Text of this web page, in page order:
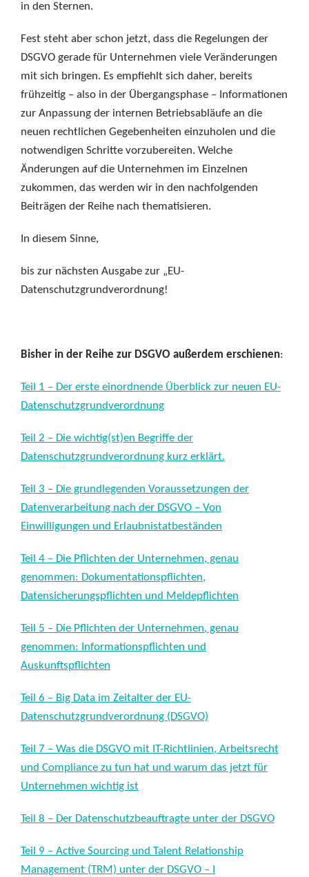
in den Sternen.
Fest steht aber schon jetzt, dass die Regelungen der
DSGVO gerade für Unternehmen viele Veränderungen
mit sich bringen. Es empfiehlt sich daher, bereits
frühzeitig – also in der Übergangsphase – Informationen
zur Anpassung der internen Betriebsabläufe an die
neuen rechtlichen Gegebenheiten einzuholen und die
notwendigen Schritte vorzubereiten. Welche
Änderungen auf die Unternehmen im Einzelnen
zukommen, das werden wir in den nachfolgenden
Beiträgen der Reihe nach thematisieren.
In diesem Sinne,
bis zur nächsten Ausgabe zur „EU-
Datenschutzgrundverordnung!
Bisher in der Reihe zur DSGVO außerdem erschienen:
Teil 1 – Der erste einordnende Überblick zur neuen EU-
Datenschutzgrundverordnung
Teil 2 – Die wichtig(st)en Begriffe der
Datenschutzgrundverordnung kurz erklärt.
Teil 3 – Die grundlegenden Voraussetzungen der
Datenverarbeitung nach der DSGVO – Von
Einwilligungen und Erlaubnistatbeständen
Teil 4 – Die Pflichten der Unternehmen, genau
genommen: Dokumentationspflichten,
Datensicherungspflichten und Meldepflichten
Teil 5 – Die Pflichten der Unternehmen, genau
genommen: Informationspflichten und
Auskunftspflichten
Teil 6 – Big Data im Zeitalter der EU-
Datenschutzgrundverordnung (DSGVO)
Teil 7 – Was die DSGVO mit IT-Richtlinien, Arbeitsrecht
und Compliance zu tun hat und warum das jetzt für
Unternehmen wichtig ist
Teil 8 – Der Datenschutzbeauftragte unter der DSGVO
Teil 9 – Active Sourcing und Talent Relationship
Management (TRM) unter der DSGVO – I